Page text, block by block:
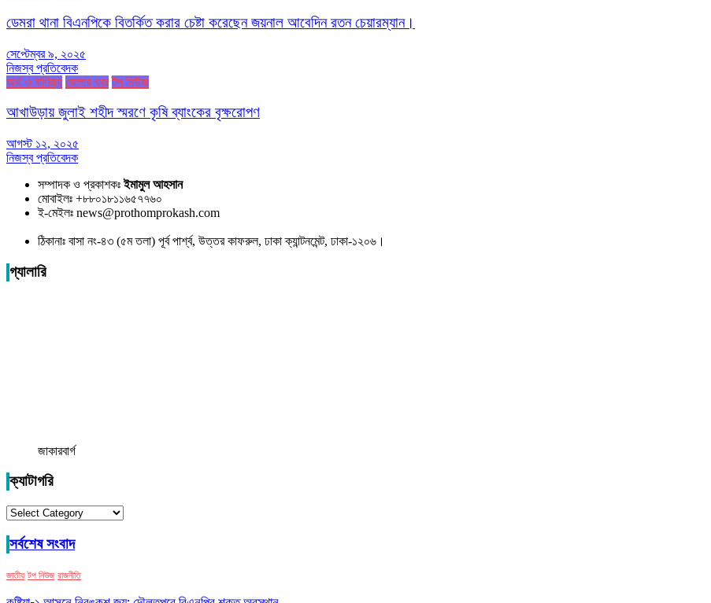
ডেমরা থানা বিএনপিকে বিতর্কিত করার চেষ্টা করেছেন জয়নাল আবেদিন রতন চেয়ারম্যান।
সেপ্টেম্বর ৯, ২০২৫
নিজস্ব প্রতিবেদক
অর্থ ও বাণিজ্য জেলার খবর টপ নিউজ
আখাউড়ায় জুলাই শহীদ স্মরণে কৃষি ব্যাংকের বৃক্ষরোপণ
আগস্ট ১২, ২০২৫
নিজস্ব প্রতিবেদক
সম্পাদক ও প্রকাশকঃইমামুল আহসান
মোবাইলঃ +৮৮০১৮১১৬৫৭৭৬০
ই-মেইলঃ news@prothomprokash.com
ঠিকানাঃ বাসা নং-৪৩ (৫ম তলা) পূর্ব পার্শ্ব, উত্তর কাফরুল, ঢাকা ক্যান্টনমেন্ট, ঢাকা-১২০৬।
গ্যালারি
জাকারবার্গ
ক্যাটাগরি
ক্যাটাগরি
সর্বশেষ সংবাদ
জাতীয় টপ নিউজ রাজনীতি